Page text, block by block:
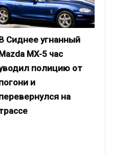
Сиднее угнанный
MX-5 час
полицию от
и
на